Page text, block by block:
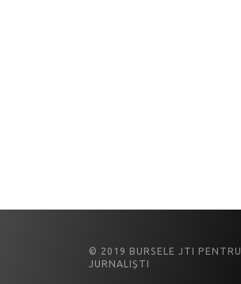
© 2019 BURSELE JTI PENTRU
JURNALIȘTI